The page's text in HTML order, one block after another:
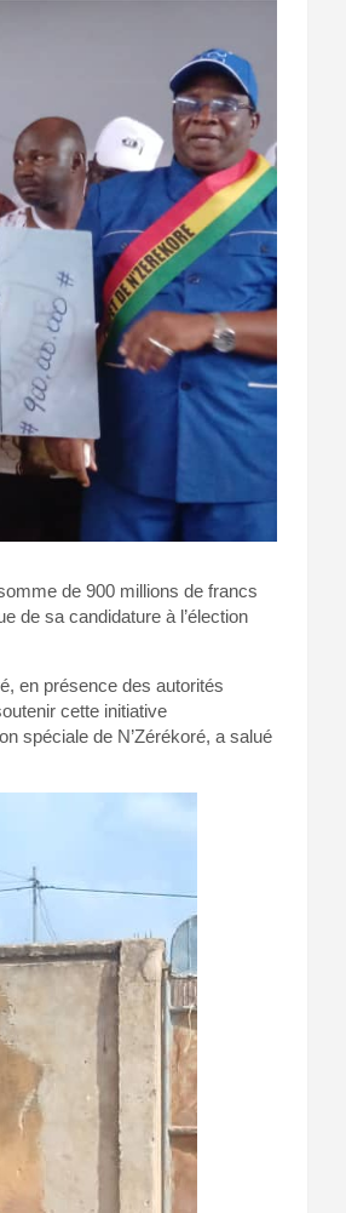
de 900 millions de francs
de sa candidature à l’élection
en présence des autorités
cette initiative
spéciale de N’Zérékoré, a salué